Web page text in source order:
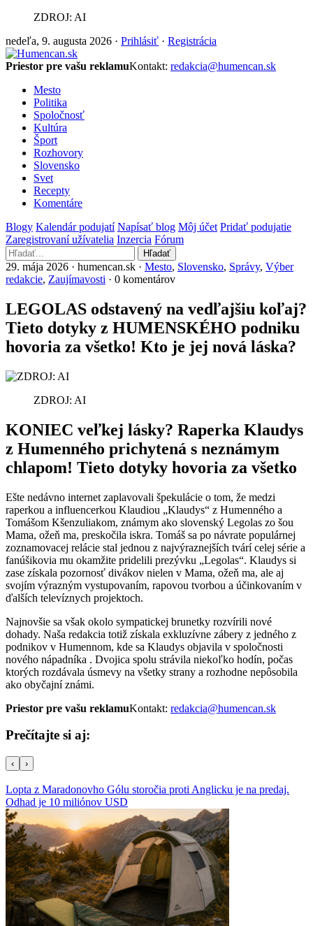
ZDROJ: AI
nedeľa, 9. augusta 2026 · Prihlásiť · Registrácia
Priestor pre vašu reklamuKontakt: redakcia@humencan.sk
Mesto
Politika
Spoločnosť
Kultúra
Šport
Rozhovory
Slovensko
Svet
Recepty
Komentáre
Blogy Kalendár podujatí Napísať blog Môj účet Pridať podujatie
Zaregistrovaní užívatelia Inzercia Fórum
Hľadať
29. mája 2026 · humencan.sk · Mesto, Slovensko, Správy, Výber
redakcie, Zaujímavosti · 0 komentárov
LEGOLAS odstavený na vedľajšiu koľaj?
Tieto dotyky z HUMENSKÉHO podniku
hovoria za všetko! Kto je jej nová láska?
ZDROJ: AI
KONIEC veľkej lásky? Raperka Klaudys
z Humenného prichytená s neznámym
chlapom! Tieto dotyky hovoria za všetko
Ešte nedávno internet zaplavovali špekulácie o tom, že medzi
raperkou a influencerkou Klaudiou „Klaudys“ z Humenného a
Tomášom Kšenzuliakom, známym ako slovenský Legolas zo šou
Mama, ožeň ma, preskočila iskra. Tomáš sa po návrate populárnej
zoznamovacej relácie stal jednou z najvýraznejších tvárí celej série a
fanúšikovia mu okamžite pridelili prezývku „Legolas“. Klaudys si
zase získala pozornosť divákov nielen v Mama, ožeň ma, ale aj
svojím výrazným vystupovaním, rapovou tvorbou a účinkovaním v
ďalších televíznych projektoch.
Najnovšie sa však okolo sympatickej brunetky rozvírili nové
dohady. Naša redakcia totiž získala exkluzívne zábery z jedného z
podnikov v Humennom, kde sa Klaudys objavila v spoločnosti
nového nápadníka . Dvojica spolu strávila niekoľko hodín, počas
ktorých rozdávala úsmevy na všetky strany a rozhodne nepôsobila
ako obyčajní známi.
Priestor pre vašu reklamuKontakt: redakcia@humencan.sk
Prečítajte si aj:
‹ ›
Lopta z Maradonovho Gólu storočia proti Anglicku je na predaj.
Odhad je 10 miliónov USD